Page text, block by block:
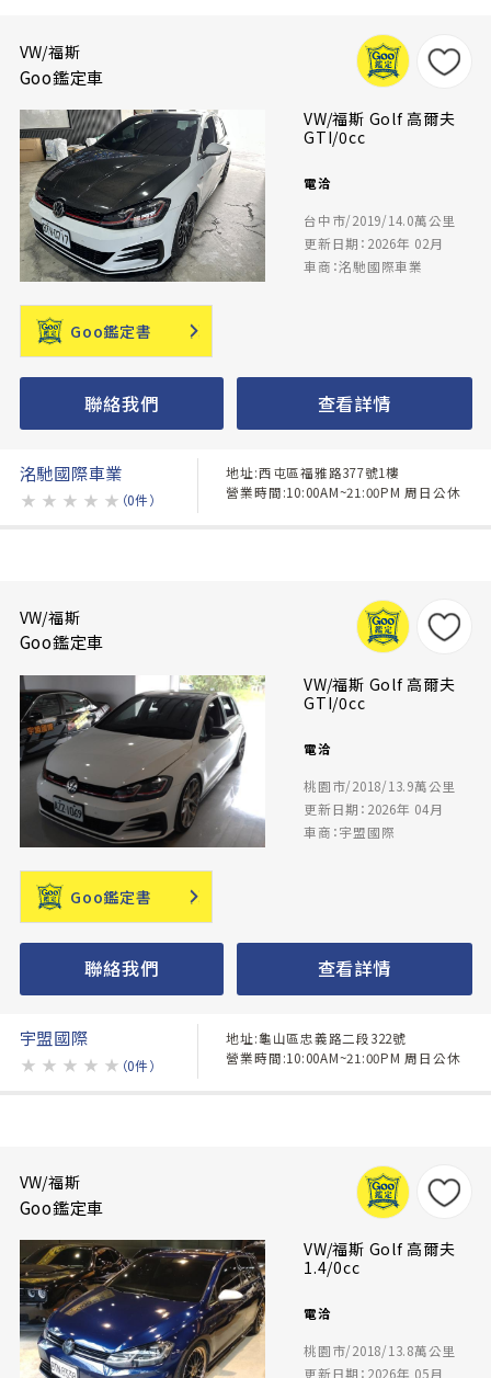
VW/福斯
Goo鑑定車
VW/福斯 Golf 高爾夫
GTI/0cc
電洽
台中市/2019/14.0萬公里
更新日期：2026年 02月
車商：洺馳國際車業
Goo鑑定書
聯絡我們 查看詳情
洺馳國際車業
★ ★ ★ ★ ★ （0件）
地址:西屯區福雅路377號1樓
營業時間:10:00AM~21:00PM 周日公休
VW/福斯
Goo鑑定車
VW/福斯 Golf 高爾夫
GTI/0cc
電洽
桃園市/2018/13.9萬公里
更新日期：2026年 04月
車商：宇盟國際
Goo鑑定書
聯絡我們 查看詳情
宇盟國際
★ ★ ★ ★ ★ （0件）
地址:龜山區忠義路二段322號
營業時間:10:00AM~21:00PM 周日公休
VW/福斯
Goo鑑定車
VW/福斯 Golf 高爾夫
1.4/0cc
電洽
桃園市/2018/13.8萬公里
更新日期：2026年 05月